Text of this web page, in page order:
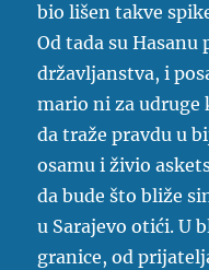
bio lišen takve
Od tada su
državljanstva, i
mario ni za udruge
da traže pravdu u
osamu i živio
da bude što bliže
u Sarajevo otići. U
granice, od